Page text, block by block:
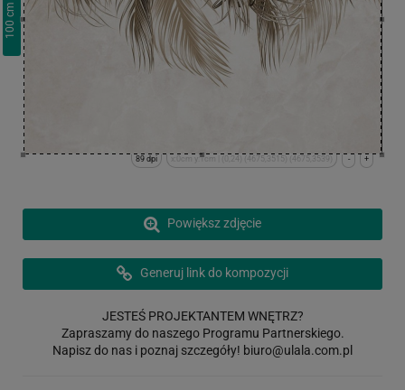
100
cm
+
-
x:0cm y:1cm | (0,24) (4675,3515) (4675,3539)
89 dpi
Powiększ zdjęcie
Generuj link do kompozycji
JESTEŚ PROJEKTANTEM WNĘTRZ?
Zapraszamy do naszego Programu Partnerskiego.
Napisz do nas i poznaj szczegóły! biuro@ulala.com.pl